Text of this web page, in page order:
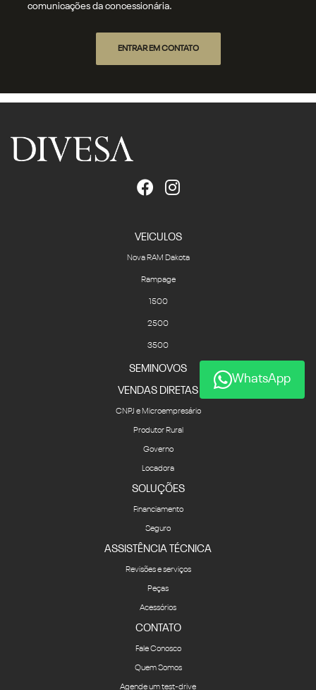
comunicações da concessionária.
ENTRAR EM CONTATO
VEICULOS
Nova RAM Dakota
Rampage
1500
2500
3500
SEMINOVOS
VENDAS DIRETAS
CNPJ e Microempresário
Produtor Rural
Governo
Locadora
SOLUÇÕES
Financiamento
Seguro
ASSISTÊNCIA TÉCNICA
Revisões e serviços
Peças
Acessórios
CONTATO
Fale Conosco
Quem Somos
Agende um test-drive
WhatsApp